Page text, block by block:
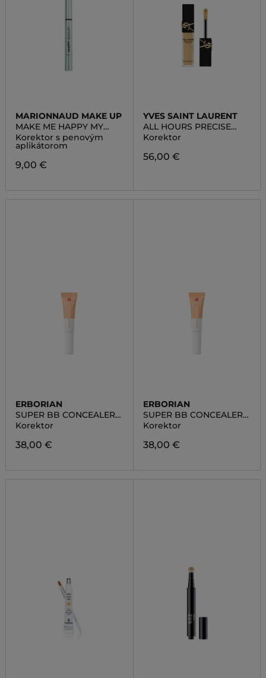
MARIONNAUD MAKE UP
MAKE ME HAPPY MY
FLASH CUSHION
Korektor s penovým
aplikátorom
9,00 €
YVES SAINT LAURENT
ALL HOURS PRECISE
ANGLES CONCEALER
Korektor
56,00 €
ERBORIAN
SUPER BB CONCEALER
CLAIR
Korektor
38,00 €
ERBORIAN
SUPER BB CONCEALER
DORE
Korektor
38,00 €